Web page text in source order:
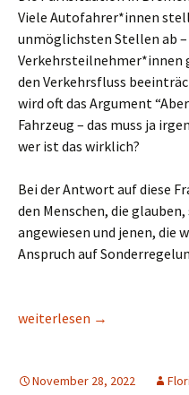
Viele Autofahrer*innen
unmöglichsten Stellen ab –
Verkehrsteilnehmer*innen
den Verkehrsfluss
wird oft das Argument
Fahrzeug – das muss ja
wer ist das wirklich?
Bei der Antwort auf diese
den Menschen, die
angewiesen und jenen, die
Anspruch auf
Angewiesen auf das Auto?
weiterlesen →
November 28, 2022